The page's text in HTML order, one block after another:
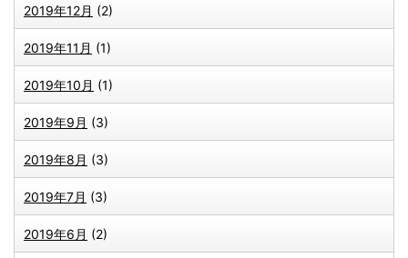
2019年12月 (2)
2019年11月 (1)
2019年10月 (1)
2019年9月 (3)
2019年8月 (3)
2019年7月 (3)
2019年6月 (2)